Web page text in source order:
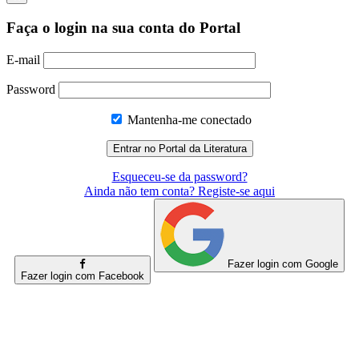
Faça o login na sua conta do Portal
E-mail
Password
Mantenha-me conectado
Esqueceu-se da password?
Ainda não tem conta? Registe-se aqui
Fazer login com Facebook
Fazer login com Google